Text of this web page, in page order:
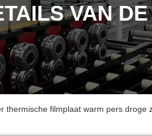
VAN
thermische filmplaat warm pers